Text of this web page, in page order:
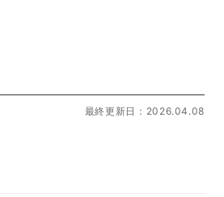
最終更新日：2026.04.08